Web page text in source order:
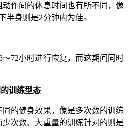
作间的休息时间也有所不同，像
半身则是2分钟内为佳。
72小时进行恢复，而这期间同时
训练型态
的健身效果，像是多次数的训练
次数、大重量的训练针对的则是